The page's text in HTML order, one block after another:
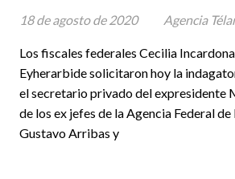
Los fiscales federales Cecilia
Eyherarbide solicitaron hoy la
el secretario privado del expresidente
de los ex jefes de la Agencia Federal
Gustavo Arribas y
18 de agosto de 2020 Agencia